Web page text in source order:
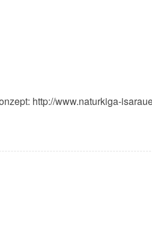
http://www.naturkiga-